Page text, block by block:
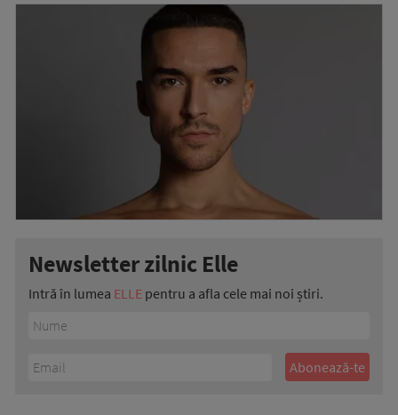
Newsletter zilnic Elle
Intră în lumea ELLE pentru a afla cele mai noi știri.